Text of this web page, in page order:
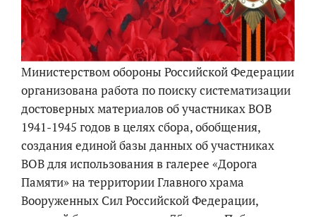
Министерством обороны Российской Федерации
организована работа по поиску систематизации
достоверных материалов об участниках ВОВ
1941-1945 годов в целях сбора, обобщения,
создания единой базы данных об участниках
ВОВ для использования в галерее «Дорога
Памяти» на территории Главного храма
Вооруженных Сил Российской Федерации,